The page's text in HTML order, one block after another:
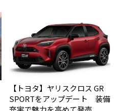
【トヨタ】ヤリスクロス GR
SPORTをアップデート 装備